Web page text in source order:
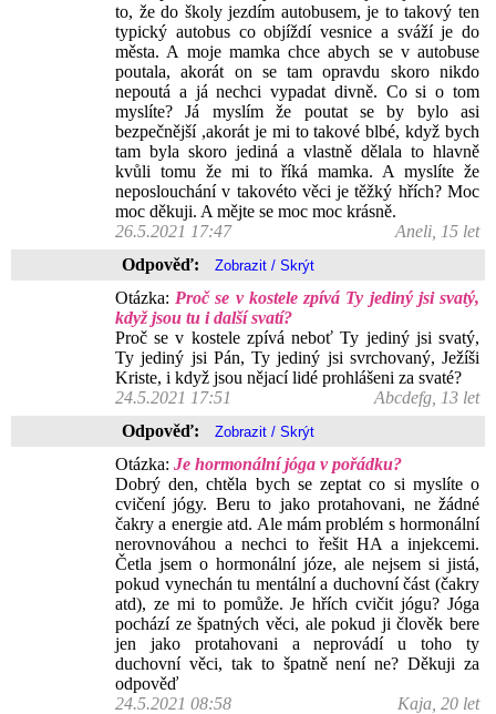
to, že do školy jezdím autobusem, je to takový ten
typický autobus co objíždí vesnice a sváží je do
města. A moje mamka chce abych se v autobuse
poutala, akorát on se tam opravdu skoro nikdo
nepoutá a já nechci vypadat divně. Co si o tom
myslíte? Já myslím že poutat se by bylo asi
bezpečnější ,akorát je mi to takové blbé, když bych
tam byla skoro jediná a vlastně dělala to hlavně
kvůli tomu že mi to říká mamka. A myslíte že
neposlouchání v takovéto věci je těžký hřích? Moc
moc děkuji. A mějte se moc moc krásně.
26.5.2021 17:47
Aneli, 15 let
Odpověď:
Otázka: Proč se v kostele zpívá Ty jediný jsi svatý,
když jsou tu i další svatí?
Proč se v kostele zpívá neboť Ty jediný jsi svatý,
Ty jediný jsi Pán, Ty jediný jsi svrchovaný, Ježíši
Kriste, i když jsou nějací lidé prohlášeni za svaté?
24.5.2021 17:51
Abcdefg, 13 let
Odpověď:
Otázka: Je hormonální jóga v pořádku?
Dobrý den, chtěla bych se zeptat co si myslíte o
cvičení jógy. Beru to jako protahovani, ne žádné
čakry a energie atd. Ale mám problém s hormonální
nerovnováhou a nechci to řešit HA a injekcemi.
Četla jsem o hormonální józe, ale nejsem si jistá,
pokud vynechán tu mentální a duchovní část (čakry
atd), ze mi to pomůže. Je hřích cvičit jógu? Jóga
pochází ze špatných věci, ale pokud ji člověk bere
jen jako protahovani a neprovádí u toho ty
duchovní věci, tak to špatně není ne? Děkuji za
odpověď
24.5.2021 08:58
Kaja, 20 let